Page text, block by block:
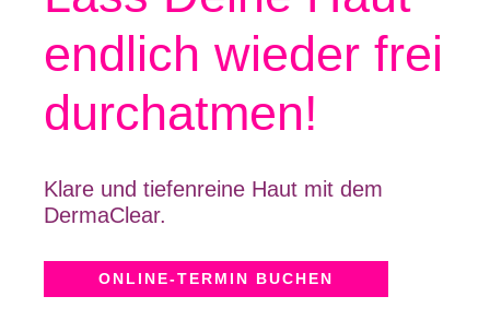
endlich wieder frei
durchatmen!
Klare und tiefenreine Haut mit dem
DermaClear.
ONLINE-TERMIN BUCHEN